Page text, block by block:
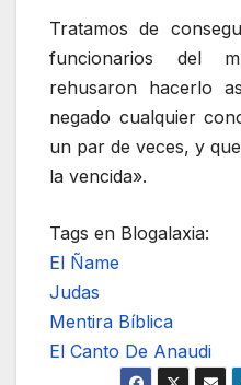
Tratamos de
funcionarios del
rehusaron hacerlo
negado cualquier
un par de veces, y
la vencida».
Tags en Blogalaxia:
El Ñame
Judas
Mentira Bíblica
El Canto De Anaudi